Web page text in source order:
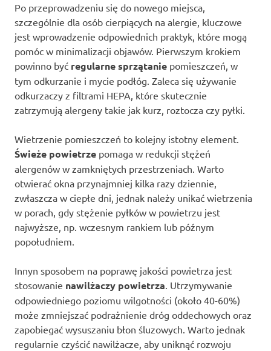
Po przeprowadzeniu się do nowego miejsca,
szczególnie dla osób cierpiących na alergie, kluczowe
jest wprowadzenie odpowiednich praktyk, które mogą
pomóc w minimalizacji objawów. Pierwszym krokiem
powinno być regularne sprzątanie pomieszczeń, w
tym odkurzanie i mycie podłóg. Zaleca się używanie
odkurzaczy z filtrami HEPA, które skutecznie
zatrzymują alergeny takie jak kurz, roztocza czy pyłki.
Wietrzenie pomieszczeń to kolejny istotny element.
Świeże powietrze pomaga w redukcji stężeń
alergenów w zamkniętych przestrzeniach. Warto
otwierać okna przynajmniej kilka razy dziennie,
zwłaszcza w ciepłe dni, jednak należy unikać wietrzenia
w porach, gdy stężenie pyłków w powietrzu jest
najwyższe, np. wczesnym rankiem lub późnym
popołudniem.
Innyn sposobem na poprawę jakości powietrza jest
stosowanie nawilżaczy powietrza . Utrzymywanie
odpowiedniego poziomu wilgotności (około 40-60%)
może zmniejszać podrażnienie dróg oddechowych oraz
zapobiegać wysuszaniu błon śluzowych. Warto jednak
regularnie czyścić nawilżacze, aby uniknąć rozwoju